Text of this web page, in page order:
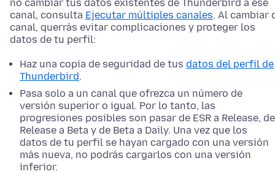
no cambiar tus datos existentes de Thunderbird a ese
canal, consulta Ejecutar múltiples canales. Al cambiar
canal, querrás evitar complicaciones y proteger los
datos de tu perfil:
Haz una copia de seguridad de tus datos del perfil de
Thunderbird.
Pasa solo a un canal que ofrezca un número de
versión superior o igual. Por lo tanto, las
progresiones posibles son pasar de ESR a Release, de
Release a Beta y de Beta a Daily. Una vez que los
datos de tu perfil se hayan cargado con una versión
más nueva, no podrás cargarlos con una versión
inferior.